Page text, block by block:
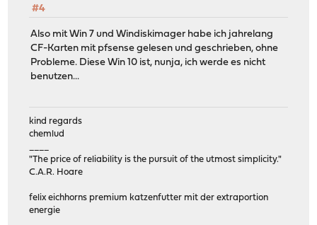
#4
Also mit Win 7 und Windiskimager habe ich jahrelang
CF-Karten mit pfsense gelesen und geschrieben, ohne
Probleme. Diese Win 10 ist, nunja, ich werde es nicht
benutzen...
kind regards
chemlud
"The price of reliability is the pursuit of the utmost simplicity."
C.A.R. Hoare
felix eichhorns premium katzenfutter mit der extraportion
energie